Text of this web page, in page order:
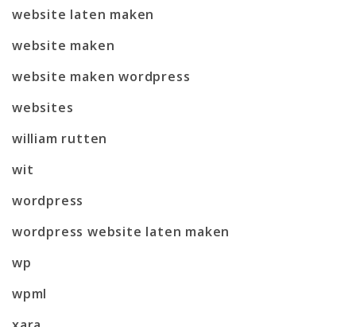
website laten maken
website maken
website maken wordpress
websites
william rutten
wit
wordpress
wordpress website laten maken
wp
wpml